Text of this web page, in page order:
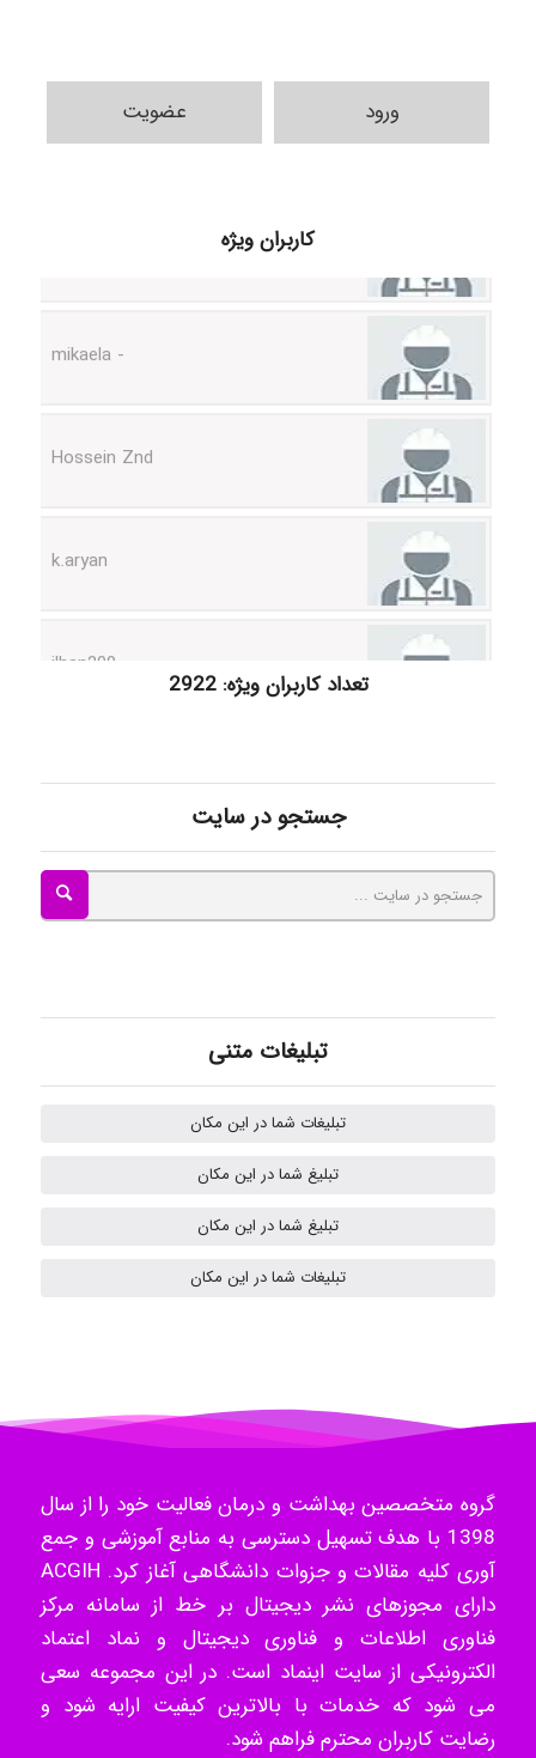
ورود عضویت
کاربران ویژه
Tavan
akhtar shahsavandi
Hossein Znd
k.aryan
ilhan200
تعداد کاربران ویژه: 2922
جستجو در سایت
تبلیغات متنی
تبلیغات شما در این مکان
تبلیغ شما در این مکان
تبلیغ شما در این مکان
تبلیغات شما در این مکان
گروه متخصصین بهداشت و درمان فعالیت خود را از سال
1398 با هدف تسهیل دسترسی به منابع آموزشی و جمع
آوری کلیه مقالات و جزوات دانشگاهی آغاز کرد. ACGIH
دارای مجوزهای نشر دیجیتال بر خط از سامانه مرکز
فناوری اطلاعات و فناوری دیجیتال و نماد اعتماد
الکترونیکی از سایت اینماد است. در این مجموعه سعی
می شود که خدمات با بالاترین کیفیت ارایه شود و
رضایت کاربران محترم فراهم شود.